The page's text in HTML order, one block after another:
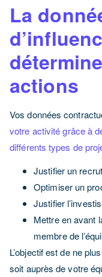
La
actions
Vos données
votre activité grâce à
différents types de
Justifier un
Optimiser un
Justifier
Mettre en avant
membre de
L’objectif est de ne
soit auprès de votre